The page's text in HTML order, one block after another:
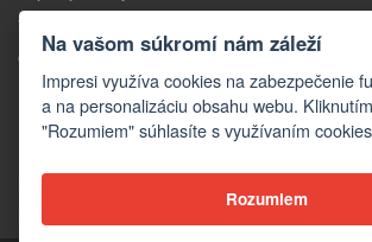
Výmena tovaru
Odstúpenie od kúpnej zmluvy
Reklamácia
KONTAKTY
Kontakty
Na vašom súkromí nám záleží
Impresi využíva cookies na zabezpečenie
a na personalizáciu obsahu webu.
"Rozumiem" súhlasíte s využívaním
Rozumiem